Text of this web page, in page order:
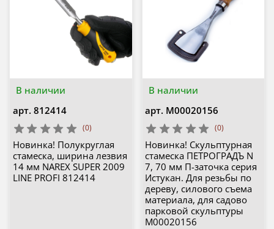
В наличии
арт. 812414
(0)
Новинка! Полукруглая
стамеска, ширина лезвия
14 мм NAREX SUPER 2009
LINE PROFI 812414
В наличии
арт. М00020156
(0)
Новинка! Скульптурная
стамеска ПЕТРОГРАДЪ N
7, 70 мм П-заточка серия
Истукан. Для резьбы по
дереву, силового съема
материала, для садово
парковой скульптуры
М00020156